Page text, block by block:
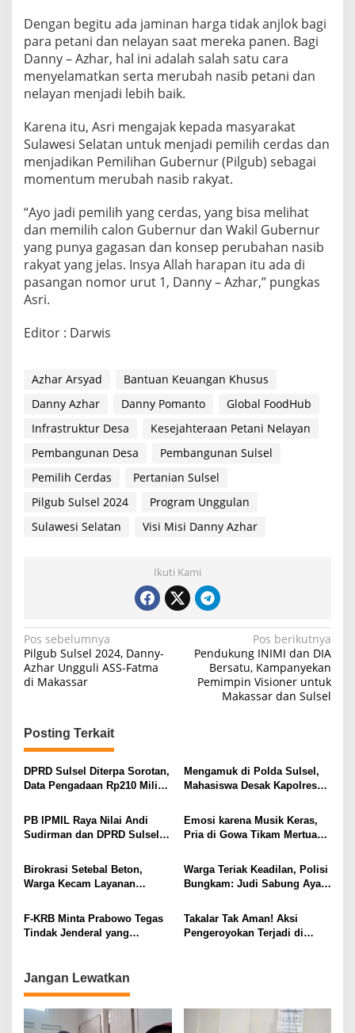
Dengan begitu ada jaminan harga tidak anjlok bagi
para petani dan nelayan saat mereka panen. Bagi
Danny – Azhar, hal ini adalah salah satu cara
menyelamatkan serta merubah nasib petani dan
nelayan menjadi lebih baik.
Karena itu, Asri mengajak kepada masyarakat
Sulawesi Selatan untuk menjadi pemilih cerdas dan
menjadikan Pemilihan Gubernur (Pilgub) sebagai
momentum merubah nasib rakyat.
“Ayo jadi pemilih yang cerdas, yang bisa melihat
dan memilih calon Gubernur dan Wakil Gubernur
yang punya gagasan dan konsep perubahan nasib
rakyat yang jelas. Insya Allah harapan itu ada di
pasangan nomor urut 1, Danny – Azhar,” pungkas
Asri.
Editor : Darwis
Azhar Arsyad
Bantuan Keuangan Khusus
Danny Azhar
Danny Pomanto
Global FoodHub
Infrastruktur Desa
Kesejahteraan Petani Nelayan
Pembangunan Desa
Pembangunan Sulsel
Pemilih Cerdas
Pertanian Sulsel
Pilgub Sulsel 2024
Program Unggulan
Sulawesi Selatan
Visi Misi Danny Azhar
Ikuti Kami
N
a
v
g
a
s
p
o
s
Pos sebelumnya
Pilgub Sulsel 2024, Danny-
Azhar Ungguli ASS-Fatma
di Makassar
Pos berikutnya
Pendukung INIMI dan DIA
Bersatu, Kampanyekan
Pemimpin Visioner untuk
Makassar dan Sulsel
Posting Terkait
DPRD Sulsel Diterpa Sorotan,
Data Pengadaan Rp210 Miliar
LKPP
Mengamuk di Polda Sulsel,
Mahasiswa Desak Kapolres
Dicopot
PB IPMIL Raya Nilai Andi
Sudirman dan DPRD Sulsel
Utara
Emosi karena Musik Keras,
Pria di Gowa Tikam Mertua
Tewas
Birokrasi Setebal Beton,
Warga Kecam Layanan
Lambat dan Sombong
Warga Teriak Keadilan, Polisi
Bungkam: Judi Sabung Ayam
Bulukumba
F-KRB Minta Prabowo Tegas
Tindak Jenderal yang
Takalar Tak Aman! Aksi
Pengeroyokan Terjadi di
Jangan Lewatkan